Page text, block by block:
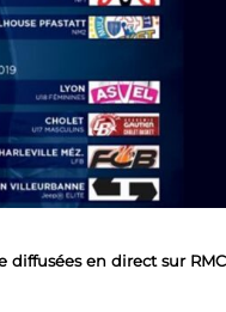
diffusées en direct sur RMC